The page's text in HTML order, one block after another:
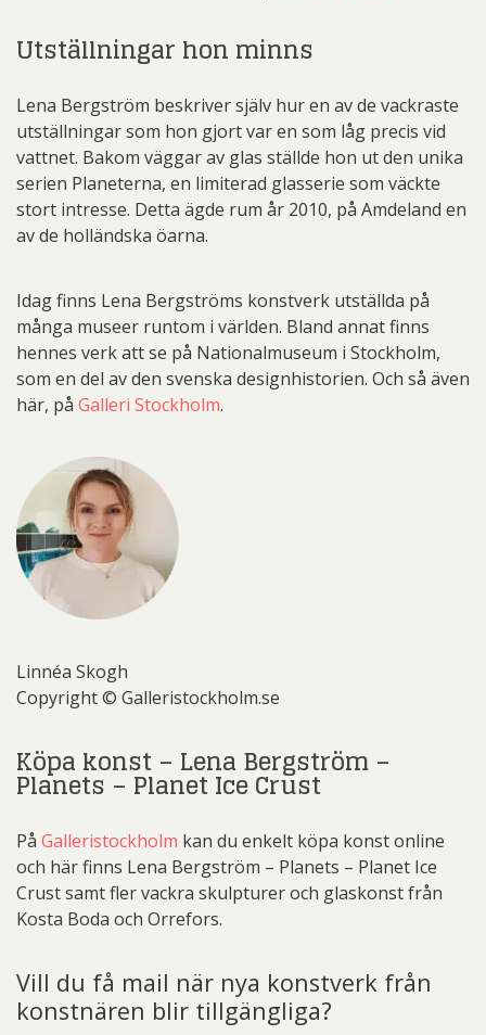
Utställningar hon minns
Lena Bergström beskriver själv hur en av de vackraste
utställningar som hon gjort var en som låg precis vid
vattnet. Bakom väggar av glas ställde hon ut den unika
serien Planeterna, en limiterad glasserie som väckte
stort intresse. Detta ägde rum år 2010, på Amdeland en
av de holländska öarna.
Idag finns Lena Bergströms konstverk utställda på
många museer runtom i världen. Bland annat finns
hennes verk att se på Nationalmuseum i Stockholm,
som en del av den svenska designhistorien. Och så även
här, på Galleri Stockholm.
Linnéa Skogh
Copyright © Galleristockholm.se
Köpa konst – Lena Bergström –
Planets – Planet Ice Crust
På Galleristockholm kan du enkelt köpa konst online
och här finns Lena Bergström – Planets – Planet Ice
Crust samt fler vackra skulpturer och glaskonst från
Kosta Boda och Orrefors.
Vill du få mail när nya konstverk från
konstnären blir tillgängliga?